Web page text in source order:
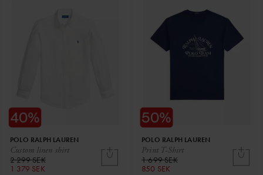
Custom linen shirt
POLO RALPH LAUREN
2 299 SEK
1 379 SEK
Print T-Shirt
POLO RALPH LAUREN
1 699 SEK
850 SEK